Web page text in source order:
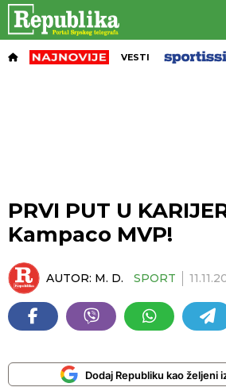
VESTI
PRVI PUT U
Kampaco MVP!
AUTOR: M. D. SPORT
Dodaj Republiku kao željeni